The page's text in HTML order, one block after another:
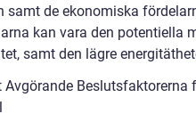
samt de ekonomiska
kan vara den potentiella
samt den lägre
Avgörande